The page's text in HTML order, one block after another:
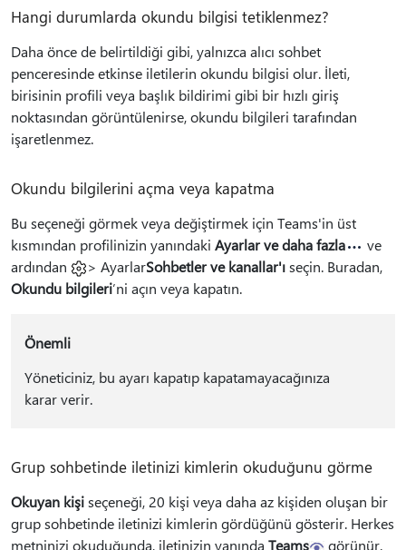
Hangi durumlarda okundu bilgisi tetiklenmez?
Daha önce de belirtildiği gibi, yalnızca alıcı sohbet
penceresinde etkinse iletilerin okundu bilgisi olur. İleti,
birisinin profili veya başlık bildirimi gibi bir hızlı giriş
noktasından görüntülenirse, okundu bilgileri tarafından
işaretlenmez.
Okundu bilgilerini açma veya kapatma
Bu seçeneği görmek veya değiştirmek için Teams'in üst
kısmından profilinizin yanındaki Ayarlar ve daha fazla
ve
ardından
> AyarlarSohbetler ve kanallar'ıseçin. Buradan,
Okundu bilgileri’ni açın veya kapatın.
Önemli
Yöneticiniz, bu ayarı kapatıp kapatamayacağınıza
karar verir.
Grup sohbetinde iletinizi kimlerin okuduğunu görme
Okuyan kişiseçeneği, 20 kişi veya daha az kişiden oluşan bir
grup sohbetinde iletinizi kimlerin gördüğünü gösterir. Herkes
metninizi okuduğunda, iletinizin yanında Teams görünür.